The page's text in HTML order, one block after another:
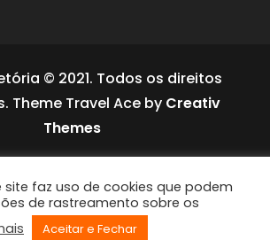
© 2021. Todos os direitos
Theme Travel Ace by Creativ
Themes
site faz uso de cookies que podem
de rastreamento sobre os
Aceitar e Fechar
UltimatelySocial